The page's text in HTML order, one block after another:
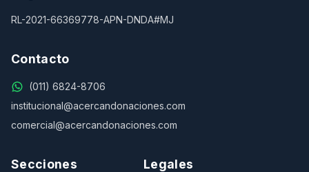
RL-2021-66369778-APN-DNDA#MJ
Contacto
(011) 6824-8706
institucional@acercandonaciones.com
comercial@acercandonaciones.com
Secciones Legales